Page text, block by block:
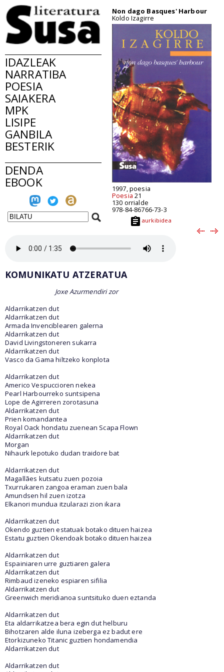
IDAZLEAK
NARRATIBA
POESIA
SAIAKERA
MPK
LISIPE
GANBILA
BESTERIK
DENDA
EBOOK
Non dago Basques' Harbour
Koldo Izagirre
1997, poesia
Poesia 21
130 orrialde
978-84-86766-73-3
aurkibidea
KOMUNIKATU ATZERATUA
Joxe Azurmendiri zor
Aldarrikatzen dut
Aldarrikatzen dut
Armada Invenciblearen galerna
Aldarrikatzen dut
David Livingstoneren sukarra
Aldarrikatzen dut
Vasco da Gama hiltzeko konplota
Aldarrikatzen dut
Americo Vespuccioren nekea
Pearl Harbourreko suntsipena
Lope de Agirreren zorotasuna
Aldarrikatzen dut
Prien komandantea
Royal Oack hondatu zuenean Scapa Flown
Aldarrikatzen dut
Morgan
Nihaurk lepotuko dudan traidore bat
Aldarrikatzen dut
Magallães kutsatu zuen pozoia
Txurrukaren zangoa eraman zuen bala
Amundsen hil zuen izotza
Elkanori mundua itzularazi zion ikara
Aldarrikatzen dut
Okendo guztien estatuak botako dituen haizea
Estatu guztien Okendoak botako dituen haizea
Aldarrikatzen dut
Espainiaren urre guztiaren galera
Aldarrikatzen dut
Rimbaud izeneko espiaren sifilia
Aldarrikatzen dut
Greenwich meridianoa suntsituko duen eztanda
Aldarrikatzen dut
Eta aldarrikatzea bera egin dut helburu
Bihotzaren alde iluna izeberga ez badut ere
Etorkizuneko Titanic guztien hondamendia
Aldarrikatzen dut
Aldarrikatzen dut